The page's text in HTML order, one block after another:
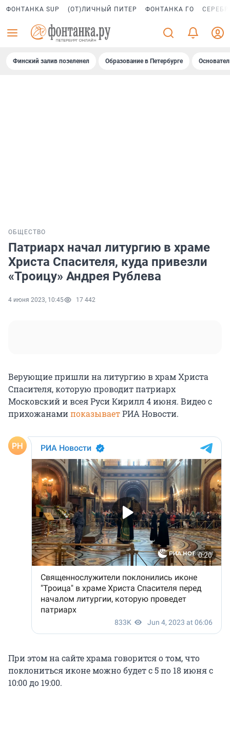
ФОНТАНКА SUP (ОТ)ЛИЧНЫЙ ПИТЕР ФОНТАНКА ГО
Финский залив позеленел Образование в Петербурге
ОБЩЕСТВО
Патриарх начал литургию в храме
Христа Спасителя, куда привезли
«Троицу» Андрея Рублева
4 июня 2023, 10:45 17 442
Верующие пришли на литургию в храм Христа
Спасителя, которую проводит патриарх
Московский и всея Руси Кирилл 4 июня. Видео с
прихожанамипоказываетРИА Новости.
При этом на сайте храма говорится о том, что
поклониться иконе можно будет с 5 по 18 июня с
10:00 до 19:00.